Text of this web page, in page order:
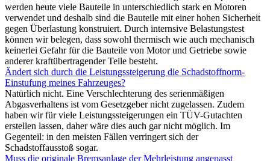
werden heute viele Bauteile in unterschiedlich stark en Motoren
verwendet und deshalb sind die Bauteile mit einer hohen Sicherheit
gegen Überlastung konstruiert. Durch internsive Belastungstest
können wir belegen, dass sowohl thermisch wie auch mechanisch
keinerlei Gefahr für die Bauteile von Motor und Getriebe sowie
anderer kraftübertragender Teile besteht.
Ändert sich durch die Leistungssteigerung die Schadstoffnorm-
Einstufung meines Fahrzeuges?
Natürlich nicht. Eine Verschlechterung des serienmäßigen
Abgasverhaltens ist vom Gesetzgeber nicht zugelassen. Zudem
haben wir für viele Leistungssteigerungen ein TÜV-Gutachten
erstellen lassen, daher wäre dies auch gar nicht möglich. Im
Gegenteil: in den meisten Fällen verringert sich der
Schadstoffausstoß sogar.
Muss die originale Bremsanlage der Mehrleistung angepasst